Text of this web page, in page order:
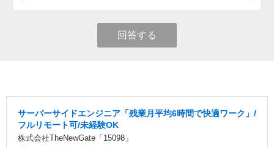
回答する
サーバーサイドエンジニア「残業月平均6時間で快適ワーク」/
フルリモート可/未経験OK
株式会社TheNewGate「15098」